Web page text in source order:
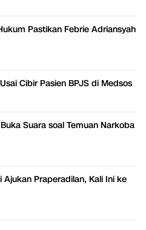
Pastikan Febrie Adriansyah
Cibir Pasien BPJS di Medsos
Suara soal Temuan Narkoba
Praperadilan, Kali Ini ke